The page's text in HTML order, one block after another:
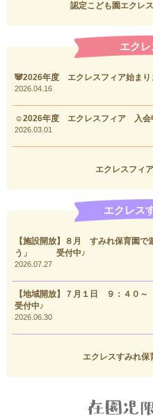
認定こども園エクレ
エク
🐼2026年度 エクレスフィア始まり
2026.04.16
☺2026年度 エクレスフィア 入会
2026.03.01
エクレスフィ
エクレス
【施設開放】８月 すみれ保育園で
う」 受付中♪
2026.07.27
【地域開放】７月１日 ９：４０
受付中♪
2026.06.30
エクレスすみれ保